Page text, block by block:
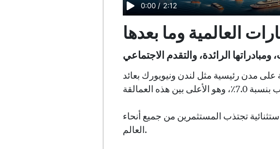
0:00 / 2:12
العالمية وما بعدها
مدن رئيسية مثل لندن ونيويورك بعائد
دبي قيمة استثنائية تجتذب المستثمرين من جميع أنحاء
العالم.